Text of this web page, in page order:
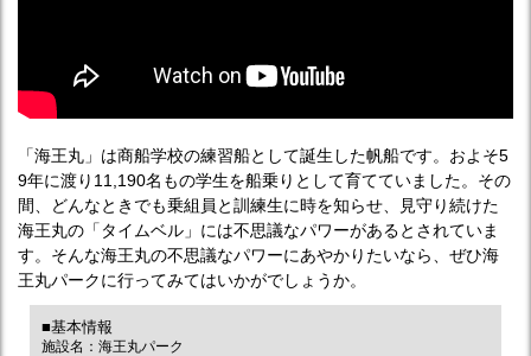
「海王丸」は商船学校の練習船として誕生した帆船です。およそ5
9年に渡り11,190名もの学生を船乗りとして育てていました。その
間、どんなときでも乗組員と訓練生に時を知らせ、見守り続けた
海王丸の「タイムベル」には不思議なパワーがあるとされていま
す。そんな海王丸の不思議なパワーにあやかりたいなら、ぜひ海
王丸パークに行ってみてはいかがでしょうか。
■基本情報
施設名：海王丸パーク